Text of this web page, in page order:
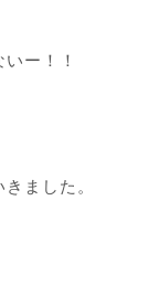
ー！！
ました。